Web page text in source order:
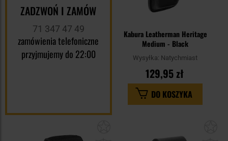
ZADZWOŃ I ZAMÓW
71 347 47 49
zamówienia telefoniczne
przyjmujemy do 22:00
Kabura Leatherman Heritage
Medium - Black
Wysyłka: Natychmiast
129,95 zł
DO KOSZYKA